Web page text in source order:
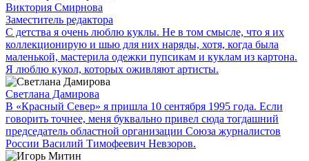
Виктория Смирнова
Заместитель редактора
С детства я очень люблю куклы. Не в том смысле, что я их
коллекционирую и шью для них наряды, хотя, когда была
маленькой, мастерила одежки пупсикам и куклам из картона.
Я люблю кукол, которых оживляют артисты.
Светлана Дамирова
В «Красный Север» я пришла 10 сентября 1995 года. Если
говорить точнее, меня буквально привел сюда тогдашний
председатель областной организации Союза журналистов
России Василий Тимофеевич Невзоров.